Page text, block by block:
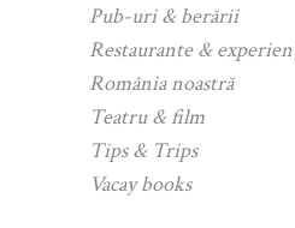
Pub-uri & berării
Restaurante &
România noastră
Teatru & film
Tips & Trips
Vacay books